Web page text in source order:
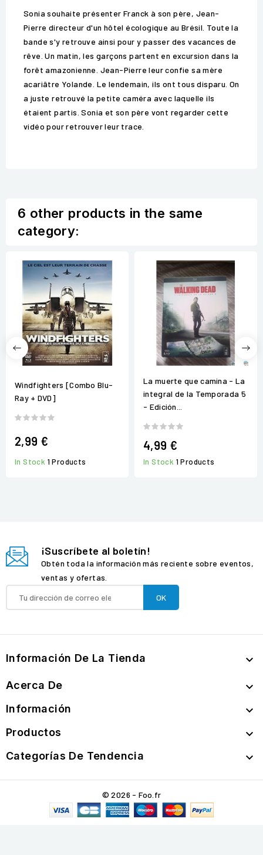
Sonia souhaite présenter Franck à son père, Jean-
Pierre directeur d'un hôtel écologique au Brésil. Toute la
bande s'y retrouve ainsi pour y passer des vacances de
rêve. Un matin, les garçons partent en excursion dans la
forêt amazonienne. Jean-Pierre leur confie sa mère
acariâtre Yolande. Le lendemain, ils ont tous disparu. On
a juste retrouvé la petite caméra avec laquelle ils
étaient partis. Sonia et son père vont regarder cette
vidéo pour retrouver leur trace.
6 other products in the same
category:
Windfighters [Combo Blu-
Ray + DVD]
2,99 €
In Stock 1 Products
La muerte que camina - La
integral de la Temporada 5
- Edición...
4,99 €
In Stock 1 Products
¡Suscríbete al boletín!
Obtén toda la información más reciente sobre eventos,
ventas y ofertas.
Información De La Tienda 
Acerca De 
Información 
Productos 
Categorías De Tendencia 
© 2026 - Foo.fr